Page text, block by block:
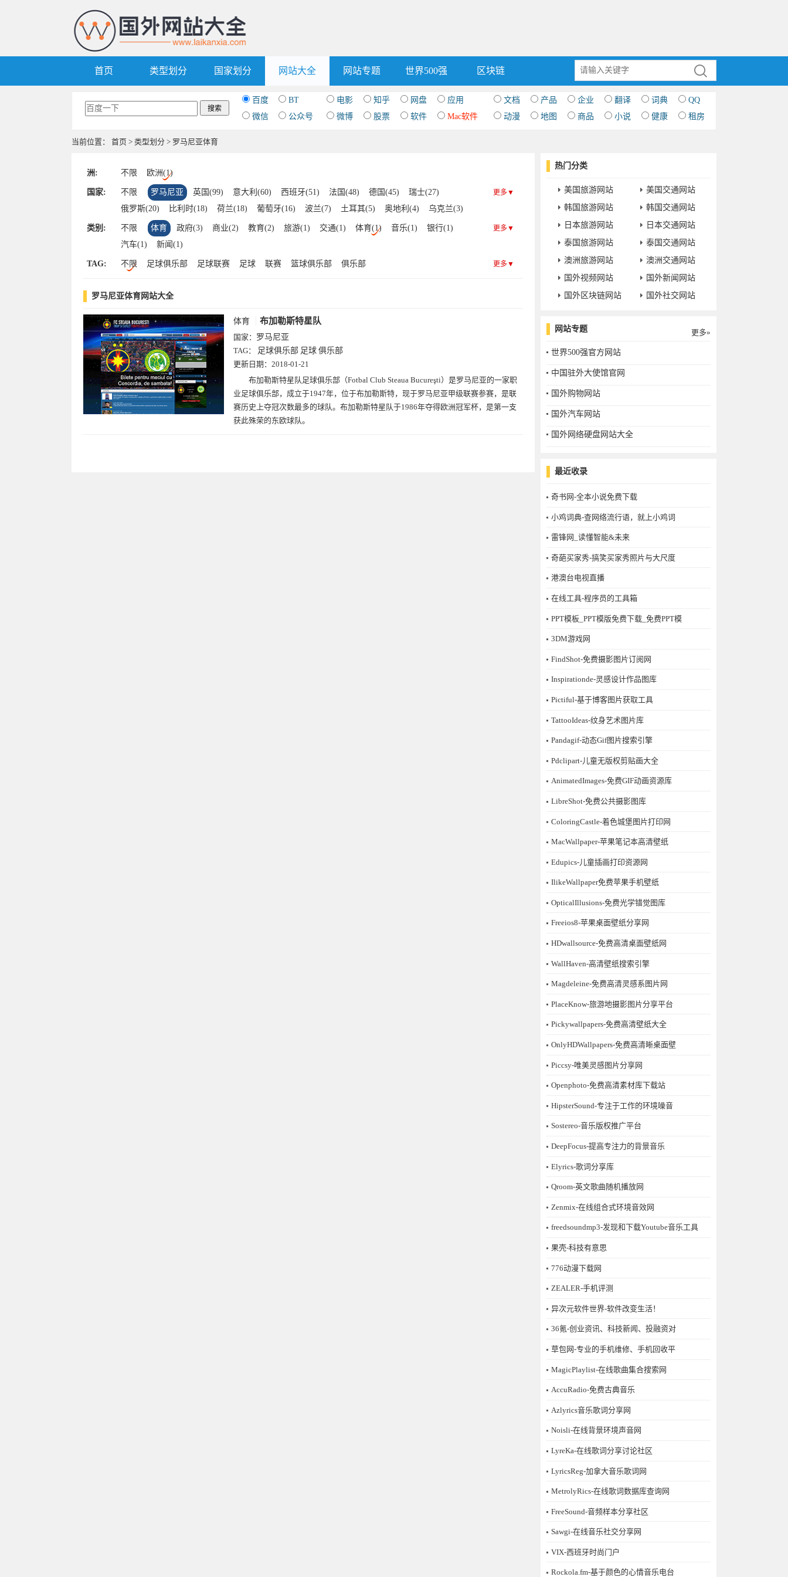
首页 类型划分 国家划分 网站大全 网站专题 世界500强 区块链
百度 BT 电影 知乎 网盘 应用 文档 产品 企业 翻译 词典
QQ
微信
公众号 微博 股票 软件 Mac软件 动漫 地图 商品 小说 健康 租房
当前位置： 首页 > 类型划分 > 罗马尼亚体育
洲: 不限 欧洲(1)
国家: 不限 罗马尼亚 英国(99) 意大利(60) 西班牙(51) 法国(48) 德国(45)
瑞士(27)
俄罗斯(20)
比利时(18) 荷兰(18) 葡萄牙(16) 波兰(7) 土耳其(5) 奥地利(4)
乌克兰(3)
希腊(3)
塞尔维亚(2) 挪威(2) 芬兰(2) 爱尔兰(2) 捷克(2) 摩尔多瓦(1)
丹麦(1)
罗马尼亚(1)
列支敦士登(1)
白俄罗斯(1)
保加利亚(1) 斯洛文尼亚(1) 克罗地亚(1)
更多▼
类别: 不限 体育 政府(3) 商业(2) 教育(2) 旅游(1) 交通(1) 体育(1) 音乐(1)
银行(1)
汽车(1)
新闻(1)
更多▼
TAG: 不限 足球俱乐部 足球联赛 足球 联赛 篮球俱乐部 俱乐部 更多▼
罗马尼亚体育网站大全
体育 布加勒斯特星队
国家： 罗马尼亚
TAG：
足球俱乐部 足球 俱乐部
更新日期： 2018-01-21
布加勒斯特星队足球俱乐部（Fotbal Club Steaua Bucureşti）是罗马尼亚的一家职
业足球俱乐部，成立于1947年，位于布加勒斯特，现于罗马尼亚甲级联赛参赛，是联
赛历史上夺冠次数最多的球队。布加勒斯特星队于1986年夺得欧洲冠军杯，是第一支
获此殊荣的东欧球队。
热门分类
美国旅游网站
美国交通网站
韩国旅游网站
韩国交通网站
日本旅游网站
日本交通网站
泰国旅游网站
泰国交通网站
澳洲旅游网站
澳洲交通网站
国外视频网站
国外新闻网站
国外区块链网站
国外社交网站
网站专题 更多»
世界500强官方网站
中国驻外大使馆官网
国外购物网站
国外汽车网站
国外网络硬盘网站大全
最近收录
奇书网-全本小说免费下载
小鸡词典-查网络流行语，就上小鸡词
雷锋网_读懂智能&未来
奇葩买家秀-搞笑买家秀照片与大尺度
港澳台电视直播
在线工具-程序员的工具箱
PPT模板_PPT模版免费下载_免费PPT模
3DM游戏网
FindShot-免费摄影图片订阅网
Inspirationde-灵感设计作品图库
Pictiful-基于博客图片获取工具
TattooIdeas-纹身艺术图片库
Pandagif-动态Gif图片搜索引擎
Pdclipart-儿童无版权剪贴画大全
AnimatedImages-免费GIF动画资源库
LibreShot-免费公共摄影图库
ColoringCastle-着色城堡图片打印网
MacWallpaper-苹果笔记本高清壁纸
Edupics-儿童插画打印资源网
IlikeWallpaper免费苹果手机壁纸
OpticalIllusions-免费光学错觉图库
Freeios8-苹果桌面壁纸分享网
HDwallsource-免费高清桌面壁纸网
WallHaven-高清壁纸搜索引擎
Magdeleine-免费高清灵感系图片网
PlaceKnow-旅游地摄影图片分享平台
Pickywallpapers-免费高清壁纸大全
OnlyHDWallpapers-免费高清晰桌面壁
Piccsy-唯美灵感图片分享网
Openphoto-免费高清素材库下载站
HipsterSound-专注于工作的环境噪音
Sostereo-音乐版权推广平台
DeepFocus-提高专注力的背景音乐
Elyrics-歌词分享库
Qroom-英文歌曲随机播放网
Zenmix-在线组合式环境音效网
freedsoundmp3-发现和下载Youtube音乐工具
果壳-科技有意思
776动漫下载网
ZEALER-手机评测
异次元软件世界-软件改变生活！
36氪-创业资讯、科技新闻、投融资对
草包网-专业的手机维修、手机回收平
MagicPlaylist-在线歌曲集合搜索网
AccuRadio-免费古典音乐
Azlyrics音乐歌词分享网
Noisli-在线背景环境声音网
LyreKa-在线歌词分享讨论社区
LyricsReg-加拿大音乐歌词网
MetrolyRics-在线歌词数据库查询网
FreeSound-音频样本分享社区
Sawgi-在线音乐社交分享网
​VIX-西班牙时尚门户
Rockola.fm-基于颜色的心情音乐电台